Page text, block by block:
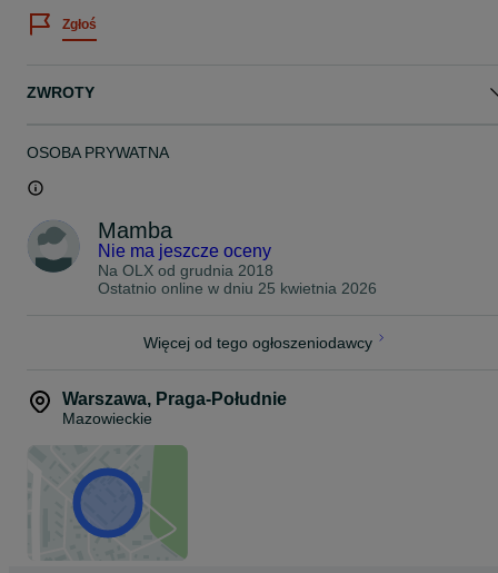
Zgłoś
ZWROTY
OSOBA PRYWATNA
Mamba
Nie ma jeszcze oceny
Na OLX od grudnia 2018
Ostatnio online w dniu 25 kwietnia 2026
Więcej od tego ogłoszeniodawcy
Warszawa, Praga-Południe
Mazowieckie